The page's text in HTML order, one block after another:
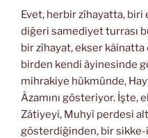
Evet, herbir zîhayatta, biri
diğeri samediyet turrası
bir zîhayat, ekser
birden kendi âyinesinde
mihrakiye hükmünde,
Âzamını gösteriyor. İşte,
Zâtiyeyi, Muhyî perdesi
gösterdiğinden, bir sikke-